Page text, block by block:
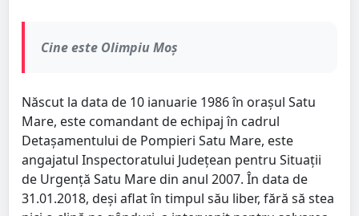
Cine este Olimpiu Moș
Născut la data de 10 ianuarie 1986 în oraşul Satu
Mare, este comandant de echipaj în cadrul
Detaşamentului de Pompieri Satu Mare, este
angajatul Inspectoratului Județean pentru Situații
de Urgență Satu Mare din anul 2007. În data de
31.01.2018, deşi aflat în timpul său liber, fără să stea